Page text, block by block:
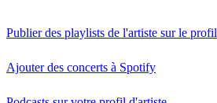
Publier des playlists de l'artiste sur le profil
Ajouter des concerts à Spotify